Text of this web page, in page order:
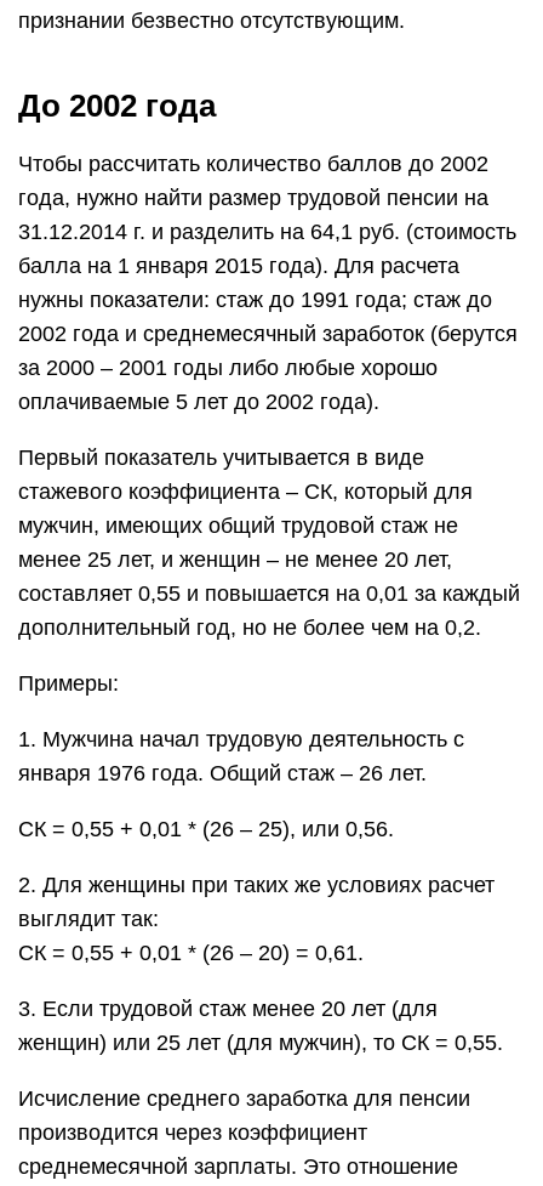
признании безвестно отсутствующим.
До 2002 года
Чтобы рассчитать количество баллов до 2002
года, нужно найти размер трудовой пенсии на
31.12.2014 г. и разделить на 64,1 руб. (стоимость
балла на 1 января 2015 года). Для расчета
нужны показатели: стаж до 1991 года; стаж до
2002 года и среднемесячный заработок (берутся
за 2000 – 2001 годы либо любые хорошо
оплачиваемые 5 лет до 2002 года).
Первый показатель учитывается в виде
стажевого коэффициента – СК, который для
мужчин, имеющих общий трудовой стаж не
менее 25 лет, и женщин – не менее 20 лет,
составляет 0,55 и повышается на 0,01 за каждый
дополнительный год, но не более чем на 0,2.
Примеры:
1. Мужчина начал трудовую деятельность с
января 1976 года. Общий стаж – 26 лет.
СК = 0,55 + 0,01 * (26 – 25), или 0,56.
2. Для женщины при таких же условиях расчет
выглядит так:
СК = 0,55 + 0,01 * (26 – 20) = 0,61.
3. Если трудовой стаж менее 20 лет (для
женщин) или 25 лет (для мужчин), то СК = 0,55.
Исчисление среднего заработка для пенсии
производится через коэффициент
среднемесячной зарплаты. Это отношение